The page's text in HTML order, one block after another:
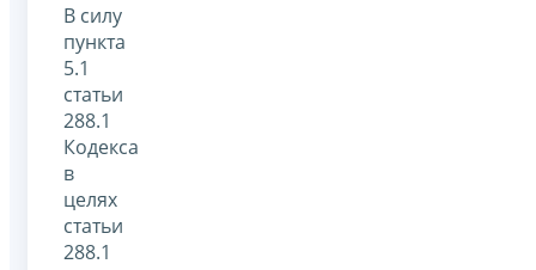
В силу
пункта
5.1
статьи
288.1
Кодекса
в
целях
статьи
288.1